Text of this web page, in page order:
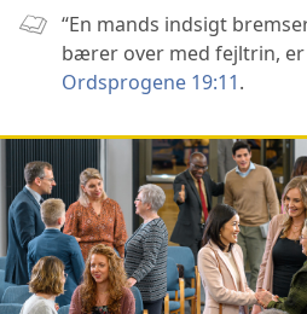
“En mands indsigt
bærer over med fejltrin, er
Ordsprogene 19:11.